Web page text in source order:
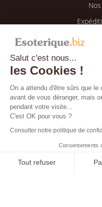
Salut c'est nous...
les Cookies !
On a attendu d'être sûrs que
avant de vous déranger, mais
pendant votre visite...
C'est OK pour vous ?
Consulter notre politique de
Consentements
Tout refuser
Retour &
Mes